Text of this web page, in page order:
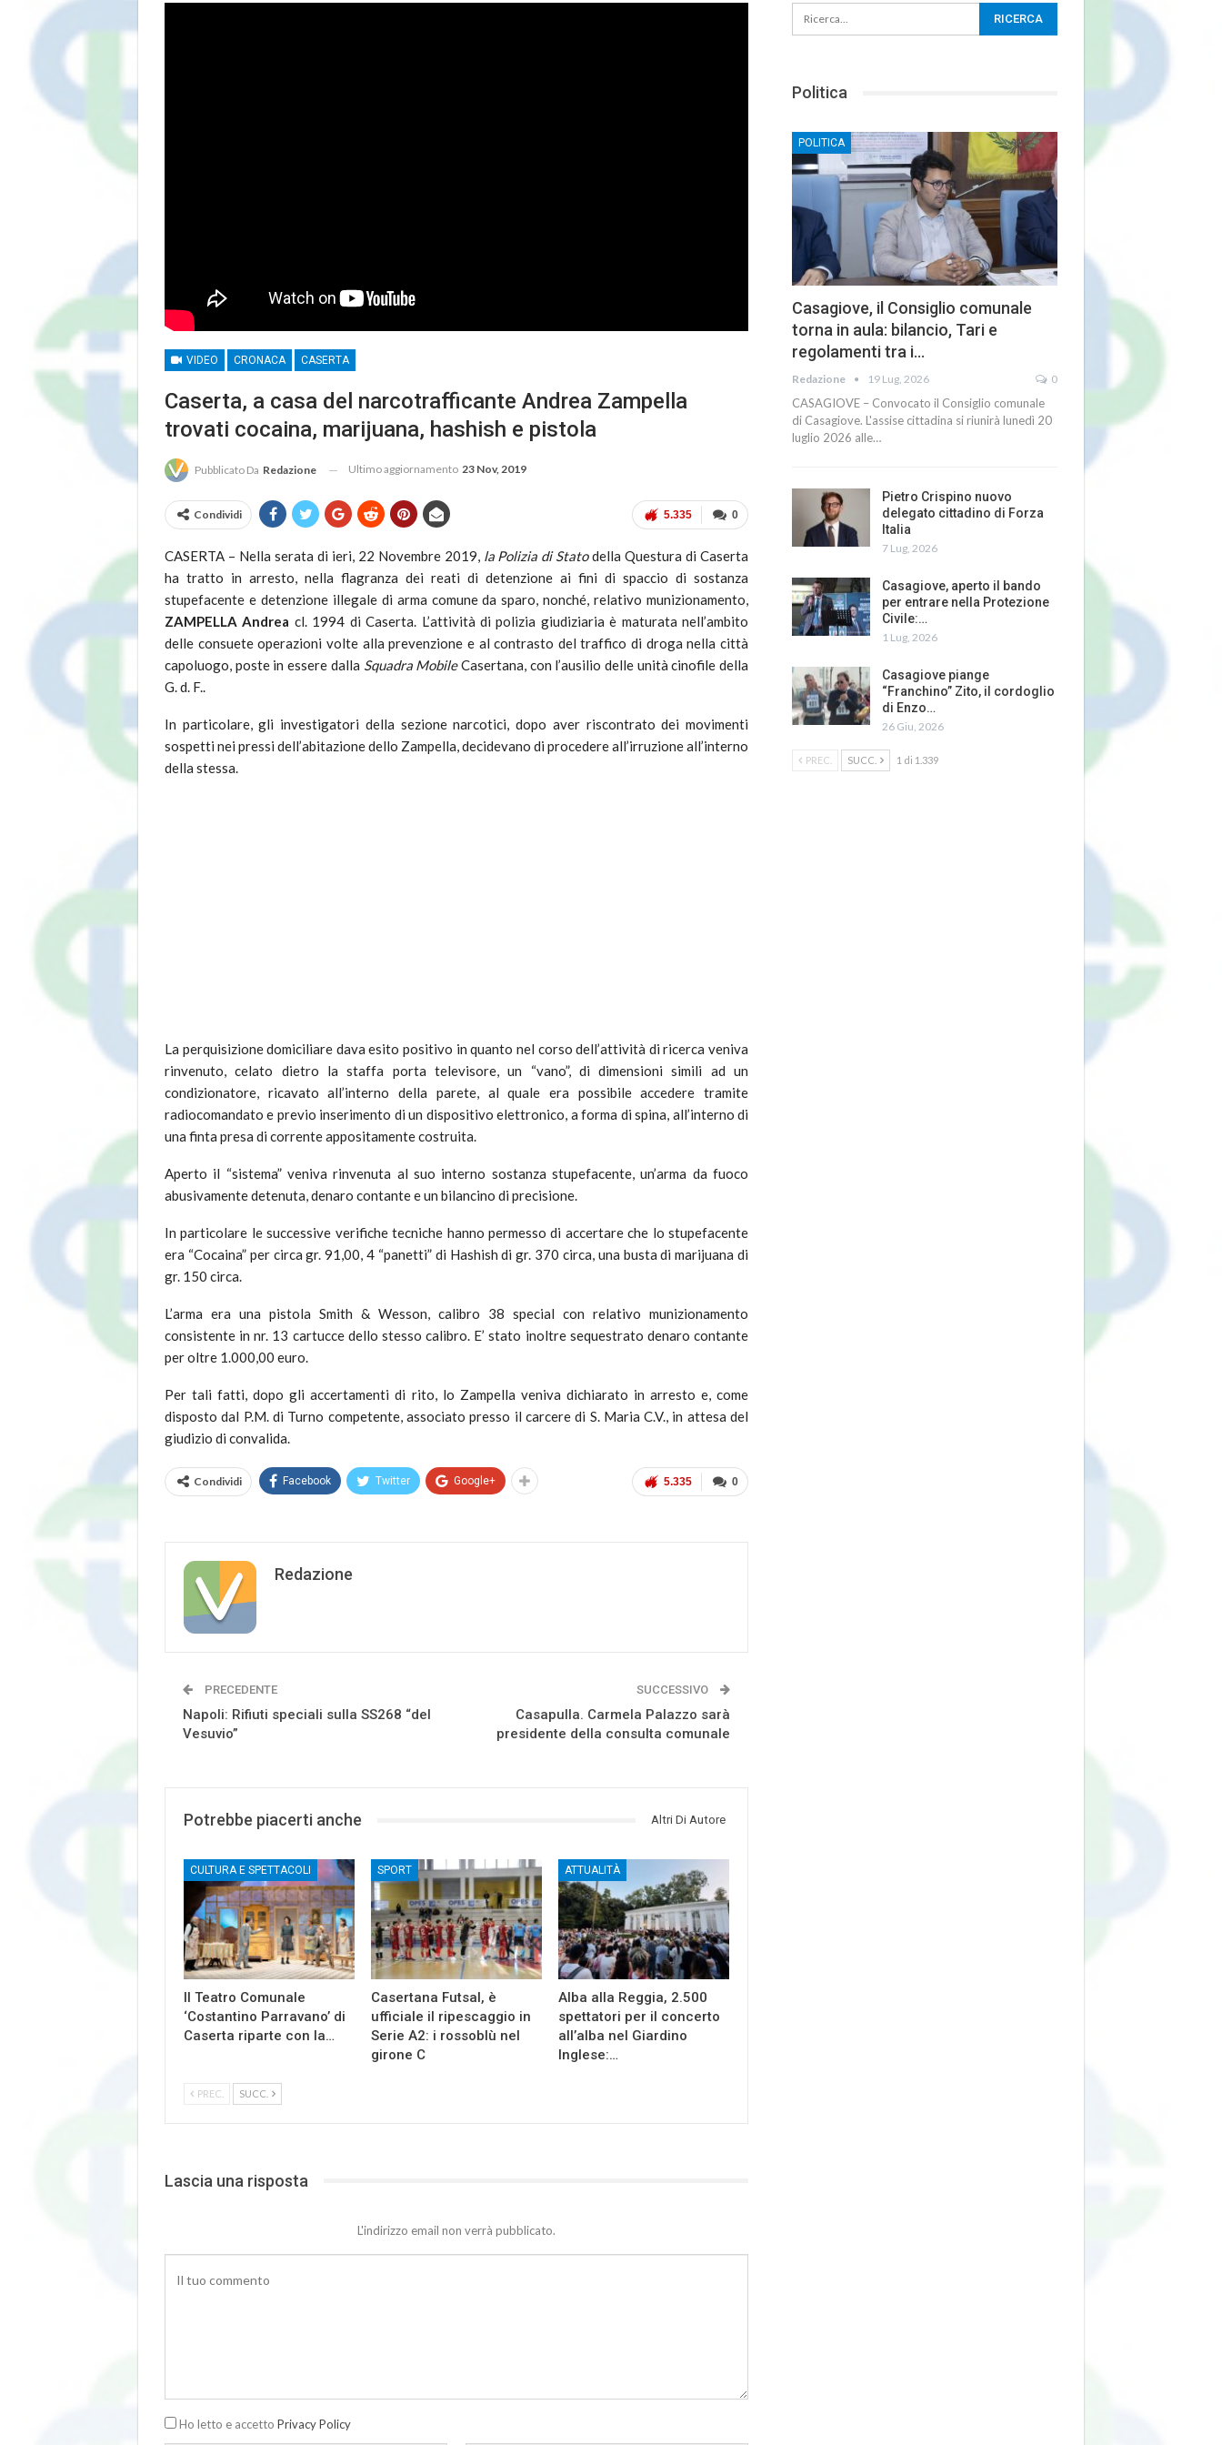
VIDEO CRONACA CASERTA
Caserta, a casa del narcotrafficante Andrea Zampella
trovati cocaina, marijuana, hashish e pistola
Pubblicato Da Redazione Ultimo aggiornamento 23 Nov, 2019
0
5.335
Condividi
CASERTA – Nella serata di ieri, 22 Novembre 2019, la Polizia di Statodella Questura di Caserta
ha tratto in arresto, nella flagranza dei reati di detenzione ai fini di spaccio di sostanza
stupefacente e detenzione illegale di arma comune da sparo, nonché, relativo munizionamento,
ZAMPELLA Andrea cl. 1994 di Caserta. L’attività di polizia giudiziaria è maturata nell’ambito
delle consuete operazioni volte alla prevenzione e al contrasto del traffico di droga nella città
capoluogo, poste in essere dalla Squadra MobileCasertana, con l’ausilio delle unità cinofile della
G. d. F..
In particolare, gli investigatori della sezione narcotici, dopo aver riscontrato dei movimenti
sospetti nei pressi dell’abitazione dello Zampella, decidevano di procedere all’irruzione all’interno
della stessa.
La perquisizione domiciliare dava esito positivo in quanto nel corso dell’attività di ricerca veniva
rinvenuto, celato dietro la staffa porta televisore, un “vano”, di dimensioni simili ad un
condizionatore, ricavato all’interno della parete, al quale era possibile accedere tramite
radiocomandato e previo inserimento di un dispositivo elettronico, a forma di spina, all’interno di
una finta presa di corrente appositamente costruita.
Aperto il “sistema” veniva rinvenuta al suo interno sostanza stupefacente, un’arma da fuoco
abusivamente detenuta, denaro contante e un bilancino di precisione.
In particolare le successive verifiche tecniche hanno permesso di accertare che lo stupefacente
era “Cocaina” per circa gr. 91,00, 4 “panetti” di Hashish di gr. 370 circa, una busta di marijuana di
gr. 150 circa.
L’arma era una pistola Smith & Wesson, calibro 38 special con relativo munizionamento
consistente in nr. 13 cartucce dello stesso calibro. E’ stato inoltre sequestrato denaro contante
per oltre 1.000,00 euro.
Per tali fatti, dopo gli accertamenti di rito, lo Zampella veniva dichiarato in arresto e, come
disposto dal P.M. di Turno competente, associato presso il carcere di S. Maria C.V., in attesa del
giudizio di convalida.
0
5.335
Condividi Facebook Twitter Google+
Redazione
PRECEDENTE
Napoli: Rifiuti speciali sulla SS268 “del
Vesuvio”
SUCCESSIVO
Casapulla. Carmela Palazzo sarà
presidente della consulta comunale
Potrebbe piacerti anche Altri Di Autore
CULTURA E SPETTACOLI
Il Teatro Comunale
‘Costantino Parravano’ di
Caserta riparte con la…
SPORT
Casertana Futsal, è
ufficiale il ripescaggio in
Serie A2: i rossoblù nel
girone C
ATTUALITÀ
Alba alla Reggia, 2.500
spettatori per il concerto
all’alba nel Giardino
Inglese:…
PREC. SUCC.
Lascia una risposta
L'indirizzo email non verrà pubblicato.
Ho letto e accetto Privacy Policy
Politica
POLITICA
Casagiove, il Consiglio comunale
torna in aula: bilancio, Tari e
regolamenti tra i…
Redazione 19 Lug, 2026 0
CASAGIOVE – Convocato il Consiglio comunale
di Casagiove. L'assise cittadina si riunirà lunedì 20
luglio 2026 alle…
Pietro Crispino nuovo
delegato cittadino di Forza
Italia
7 Lug, 2026
Casagiove, aperto il bando
per entrare nella Protezione
Civile:…
1 Lug, 2026
Casagiove piange
“Franchino” Zito, il cordoglio
di Enzo…
26 Giu, 2026
PREC. SUCC. 1 di 1.339